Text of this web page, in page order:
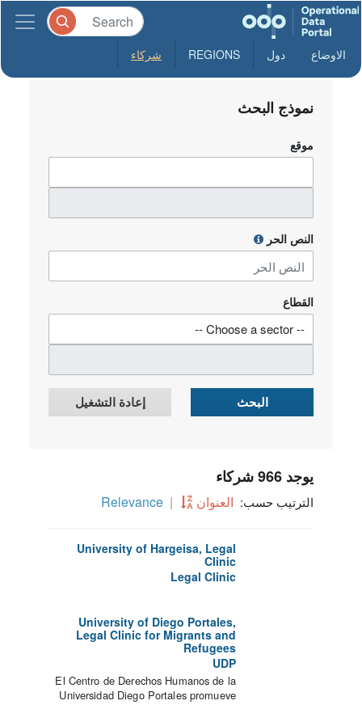
الاوضاع دول REGIONS شركاء
نموذج البحث
موقع
النص الحر
القطاع
البحث إعادة التشغيل
يوجد 966 شركاء
الترتيب حسب: العنوان Relevance
University of Hargeisa, Legal
Clinic
Legal Clinic
University of Diego Portales,
Legal Clinic for Migrants and
Refugees
UDP
El Centro de Derechos Humanos de la
Universidad Diego Portales promueve